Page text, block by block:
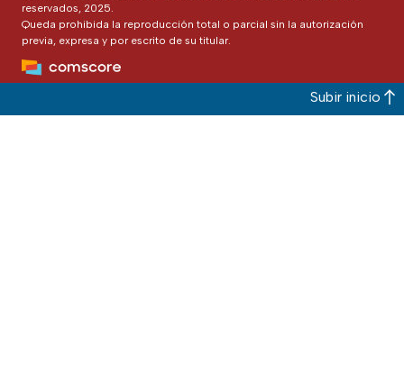
reservados, 2025.
Queda prohibida la reproducción total o parcial sin la autorización
previa, expresa y por escrito de su titular.
Subir inicio